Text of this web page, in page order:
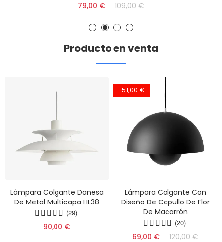
79,00 € 109,00 €
Producto en venta
Lámpara Colgante Danesa
De Metal Multicapa HL38
(29)
90,00 €
-51,00 €
Lámpara Colgante Con
Diseño De Capullo De Flor
De Macarrón
(20)
69,00 € 120,00 €